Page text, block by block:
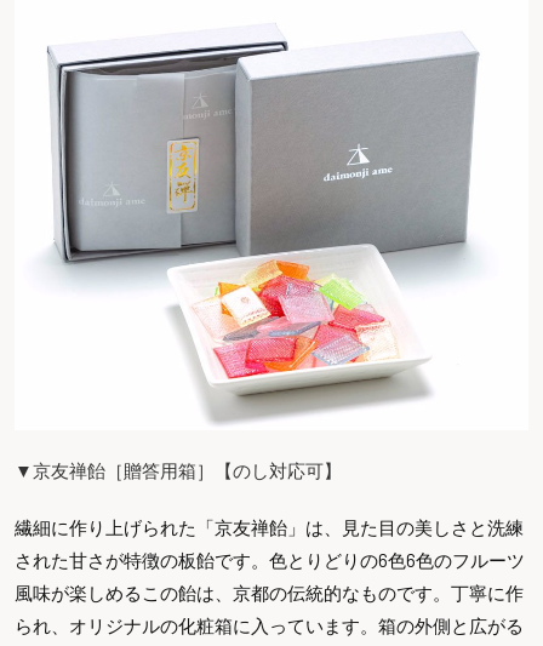
▼京友禅飴［贈答用箱］【のし対応可】
繊細に作り上げられた「京友禅飴」は、見た目の美しさと洗練
された甘さが特徴の板飴です。色とりどりの6色6色のフルーツ
風味が楽しめるこの飴は、京都の伝統的なものです。丁寧に作
られ、オリジナルの化粧箱に入っています。箱の外側と広がる